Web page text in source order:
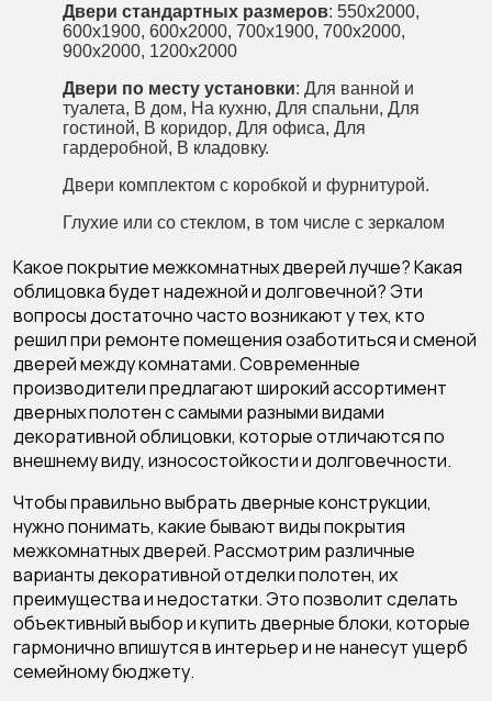
Двери стандартных размеров: 550x2000,
600x1900, 600x2000, 700x1900, 700x2000,
900x2000, 1200x2000
Двери по месту установки: Для ванной и
туалета, В дом, На кухню, Для спальни, Для
гостиной, В коридор, Для офиса, Для
гардеробной, В кладовку.
Двери комплектом с коробкой и фурнитурой.
Глухие или со стеклом, в том числе с зеркалом
Какое покрытие межкомнатных дверей лучше? Какая
облицовка будет надежной и долговечной? Эти
вопросы достаточно часто возникают у тех, кто
решил при ремонте помещения озаботиться и сменой
дверей между комнатами. Современные
производители предлагают широкий ассортимент
дверных полотен с самыми разными видами
декоративной облицовки, которые отличаются по
внешнему виду, износостойкости и долговечности.
Чтобы правильно выбрать дверные конструкции,
нужно понимать, какие бывают виды покрытия
межкомнатных дверей. Рассмотрим различные
варианты декоративной отделки полотен, их
преимущества и недостатки. Это позволит сделать
объективный выбор и купить дверные блоки, которые
гармонично впишутся в интерьер и не нанесут ущерб
семейному бюджету.